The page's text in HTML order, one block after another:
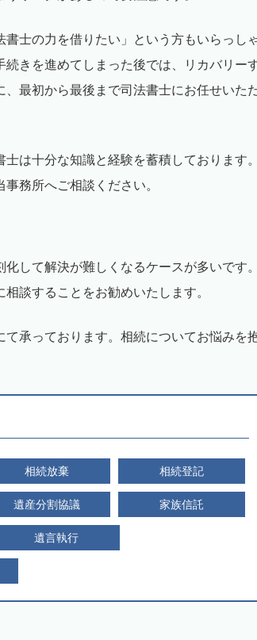
書士の力を借りたい」という方もいらっし
きを進めてしまった後では、リカバリー
最初から最後まで司法書士にお任せいた
は十分な知識と経験を蓄積しております。
務所へご相談ください。
して解決が難しくなるケースが多いです。
談することをお勧めいたします。
承っております。相続についてお悩みを
相続放棄 相続登記
遺産分割協議 家族信託
遺言執行